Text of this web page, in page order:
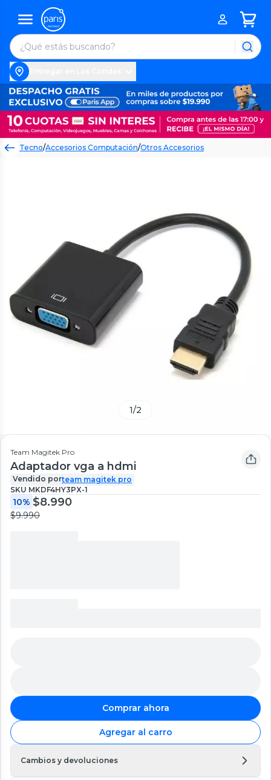
Tecno/Accesorios Computación/Otros Accesorios
1/2
Team Magitek Pro
Adaptador vga a hdmi
Vendido porteam magitek pro
SKU MKDF4HY3PX-1
10% $8.990
$9.990
Comprar ahora
Agregar al carro
Cambios y devoluciones